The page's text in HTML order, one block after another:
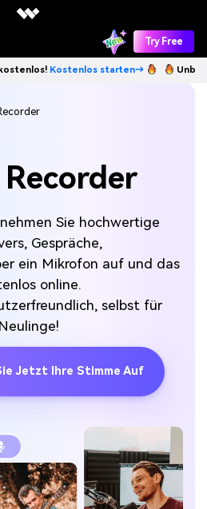
Try Free
Kostenlos starten→ Unbegrenzt
Sie hochwertige
Gespräche,
ein Mikrofon auf und das
online.
selbst für
Neulinge!
Jetzt Ihre Stimme Auf